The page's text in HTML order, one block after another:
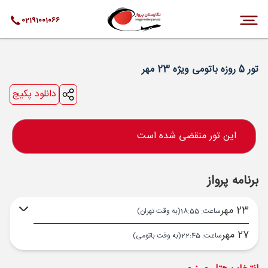
02191001066
تور 5 روزه باتومی ویژه 23 مهر
دانلود پکیج
این تور منقضی شده است
برنامه پرواز
23 مهر ساعت: 18:55 (به وقت تهران)
27 مهر ساعت: 22:45 (به وقت باتومی)